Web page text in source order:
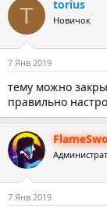
T torius
Новичок
7 Янв 2019
тему можно
правильно
7 Янв 2019